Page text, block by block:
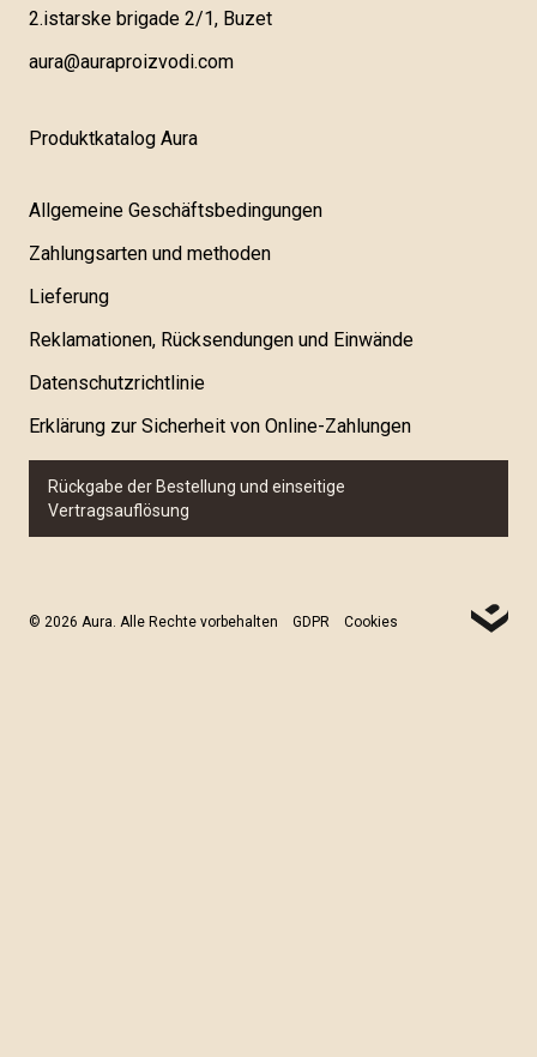
2.istarske brigade 2/1, Buzet
aura@auraproizvodi.com
Produktkatalog Aura
Allgemeine Geschäftsbedingungen
Zahlungsarten und methoden
Lieferung
Reklamationen, Rücksendungen und Einwände
Datenschutzrichtlinie
Erklärung zur Sicherheit von Online-Zahlungen
Rückgabe der Bestellung und einseitige
Vertragsauflösung
© 2026 Aura. Alle Rechte vorbehalten GDPR Cookies